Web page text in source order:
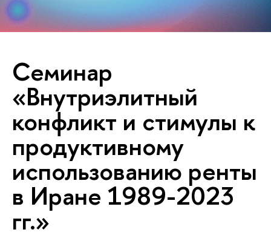
Семинар
«Внутриэлитный
конфликт и стимулы к
продуктивному
использованию ренты
в Иране 1989-2023
гг.»